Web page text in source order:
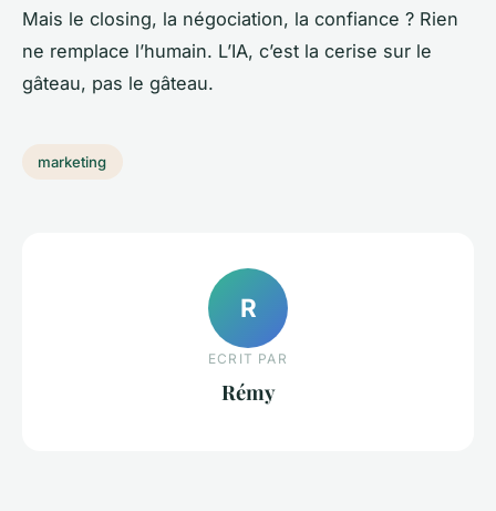
Mais le closing, la négociation, la confiance ? Rien
ne remplace l’humain. L’IA, c’est la cerise sur le
gâteau, pas le gâteau.
marketing
R
ECRIT PAR
Rémy